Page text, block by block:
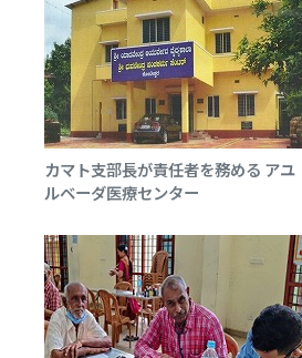
カマト支部長が責任者を務める アユ
ルベーダ医療センター